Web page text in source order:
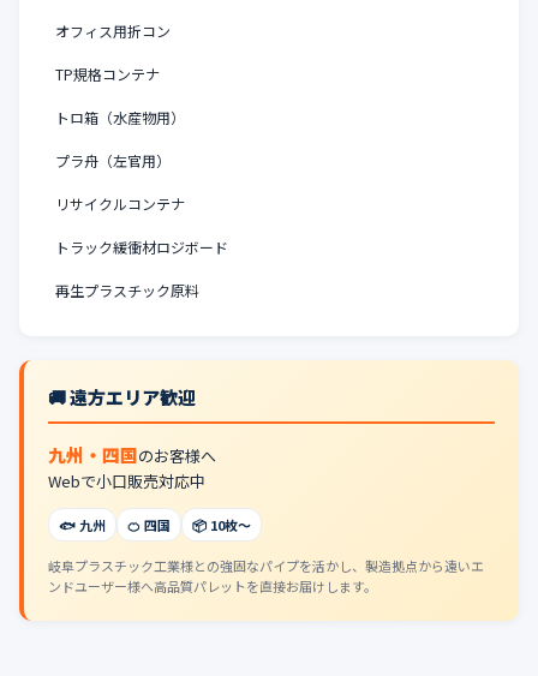
オフィス用折コン
TP規格コンテナ
トロ箱（水産物用）
プラ舟（左官用）
リサイクルコンテナ
トラック緩衝材ロジボード
再生プラスチック原料
🚚 遠方エリア歓迎
九州・四国のお客様へ
Webで小口販売対応中
🐟 九州 🍊 四国 📦 10枚〜
岐阜プラスチック工業様との強固なパイプを活かし、製造拠点から遠いエ
ンドユーザー様へ高品質パレットを直接お届けします。